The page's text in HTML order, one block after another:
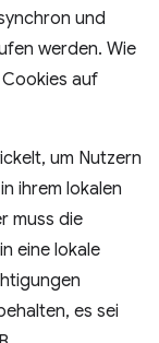
und
werden. Wie
auf
um Nutzern
ihrem lokalen
muss die
eine lokale
es sei